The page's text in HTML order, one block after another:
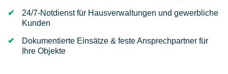
24/7-Notdienst für Hausverwaltungen und gewerbliche
Kunden
Dokumentierte Einsätze & feste Ansprechpartner für
Ihre Objekte